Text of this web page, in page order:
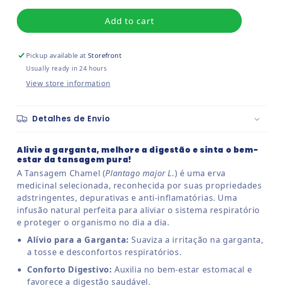
Add to cart
Pickup available atStorefront
Usually ready in 24 hours
View store information
Detalhes de Envio
Alivie a garganta, melhore a digestão e sinta o bem-
estar da tansagem pura!
A Tansagem Chamel (Plantago major L.) é uma erva
medicinal selecionada, reconhecida por suas propriedades
adstringentes, depurativas e anti-inflamatórias. Uma
infusão natural perfeita para aliviar o sistema respiratório
e proteger o organismo no dia a dia.
Alívio para a Garganta: Suaviza a irritação na garganta,
a tosse e desconfortos respiratórios.
Conforto Digestivo: Auxilia no bem-estar estomacal e
favorece a digestão saudável.